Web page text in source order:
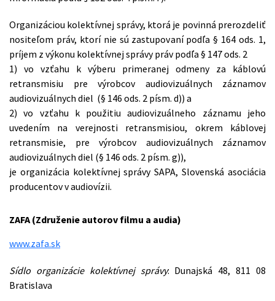
Organizáciou kolektívnej správy, ktorá je povinná prerozdeliť
nositeľom práv, ktorí nie sú zastupovaní podľa § 164 ods. 1,
príjem z výkonu kolektívnej správy práv podľa § 147 ods. 2
1) vo vzťahu k výberu primeranej odmeny za káblovú
retransmisiu pre výrobcov audiovizuálnych záznamov
audiovizuálnych diel (§ 146 ods. 2 písm. d)) a
2) vo vzťahu k použitiu audiovizuálneho záznamu jeho
uvedením na verejnosti retransmisiou, okrem káblovej
retransmisie, pre výrobcov audiovizuálnych záznamov
audiovizuálnych diel (§ 146 ods. 2 písm. g)),
je organizácia kolektívnej správy SAPA, Slovenská asociácia
producentov v audiovízii.
ZAFA (Združenie autorov filmu a audia)
www.zafa.sk
Sídlo organizácie kolektívnej správy: Dunajská 48, 811 08
Bratislava